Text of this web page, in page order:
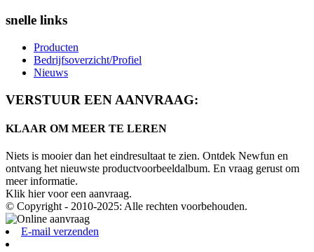
snelle links
Producten
Bedrijfsoverzicht/Profiel
Nieuws
VERSTUUR EEN AANVRAAG:
KLAAR OM MEER TE LEREN
Niets is mooier dan het eindresultaat te zien. Ontdek Newfun en
ontvang het nieuwste productvoorbeeldalbum. En vraag gerust om
meer informatie.
Klik hier voor een aanvraag.
© Copyright - 2010-2025: Alle rechten voorbehouden.
E-mail verzenden